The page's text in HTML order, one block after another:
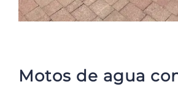
Motos de agua